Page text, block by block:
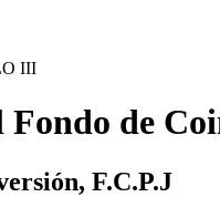
III
de
F.C.P.J